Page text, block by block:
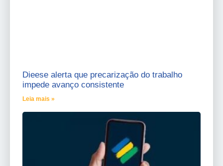
Dieese alerta que precarização do trabalho
impede avanço consistente
Leia mais »